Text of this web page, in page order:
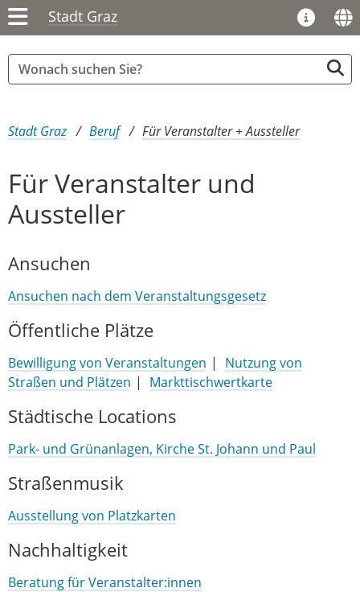
Stadt Graz
Sie sind hier:
Stadt Graz Beruf Für Veranstalter + Aussteller
Für Veranstalter und
Aussteller
Ansuchen
Ansuchen nach dem Veranstaltungsgesetz
Öffentliche Plätze
Bewilligung von Veranstaltungen
Nutzung von
Straßen und Plätzen
Markttischwertkarte
Städtische Locations
Park- und Grünanlagen, Kirche St. Johann und Paul
Straßenmusik
Ausstellung von Platzkarten
Nachhaltigkeit
Beratung für Veranstalter:innen